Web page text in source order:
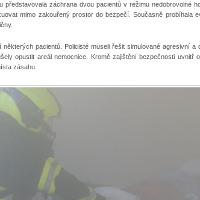
představovala záchrana dvou pacientů v režimu nedobrovolné
mimo zakouřený prostor do bezpečí. Současně probíhala
pacientů. Policisté museli řešit simulované agresivní a
opustit areál nemocnice. Kromě zajištění bezpečnosti uvnitř
zásahu.